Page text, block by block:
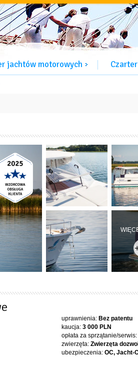
jachtów motorowych
uprawnienia: Bez patentu
kaucja: 3 000 PLN
opłata za sprzątanie/serwis:
zwierzęta: Zwierzęta
ubezpieczenia: OC, Jacht-